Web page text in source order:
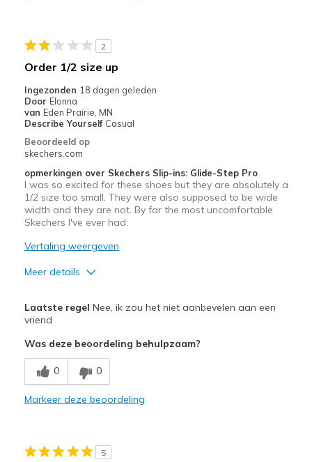
Minpunten
Beste toepassingen
Going Out
Travel
Width
Feels too narrow
2
Order 1/2 size up
Ingezonden 18 dagen geleden
Door Elonna
van Eden Prairie, MN
Describe Yourself Casual
Beoordeeld op
skechers.com
opmerkingen over Skechers Slip-ins: Glide-Step Pro
I was so excited for these shoes but they are absolutely a
1/2 size too small. They were also supposed to be wide
width and they are not. By far the most uncomfortable
Skechers I've ever had.
Vertaling weergeven
Meer details
Attractive Design
Durable
Stylish
Beste toepassingen
Width
Laatste regel Nee, ik zou het niet aanbevelen aan een
vriend
Was deze beoordeling behulpzaam?
0 0
Markeer deze beoordeling
5